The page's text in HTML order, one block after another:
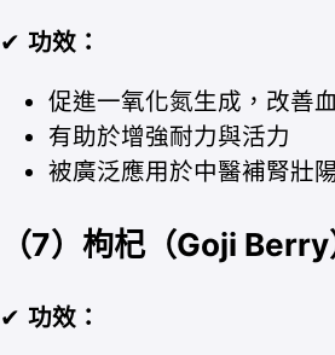
✔ 功效：
促進一氧化氮生成，改善
有助於增強耐力與活力
被廣泛應用於中醫補腎壯
（7）枸杞（Goji Berry
✔ 功效：